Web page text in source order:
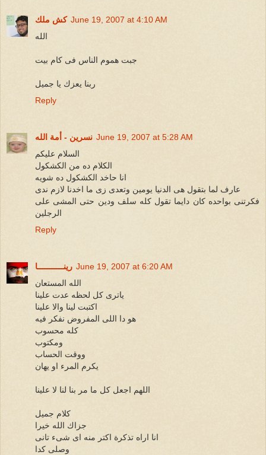
كش ملك June 19, 2007 at 4:10 AM
الله
جبت هموم الناس فى كام بيت
ربنا يعزك يا جميل
Reply
نسرين - أمة الله June 19, 2007 at 5:28 AM
السلام عليكم
الكلام ده من الكشكول
انا حاخد الكشكول ده شويه
عارف لما بتقول هى الدنيا يومين وتعدى زى ما اخدنا لازم ندى
فكرتنى بواحده كان دايما تقول كله سلف ودين حتى المشى على
الرجلين
Reply
رينـــــــــــا June 19, 2007 at 6:20 AM
الله المستعان
ياترى كل لحظه عدت علينا
اكتبت لينا والا علينا
هو دا اللى المفروض نفكر فيه
كله محسوب
ومكتوب
ووقت الحساب
يكرم المرء او يهان
اللهم اجعل كل ما مر بنا لنا لا علينا
كلام جميل
جزاك الله خيرا
انا اراه تذكرة اكتر منه اى شىء تانى
وصلى كدا